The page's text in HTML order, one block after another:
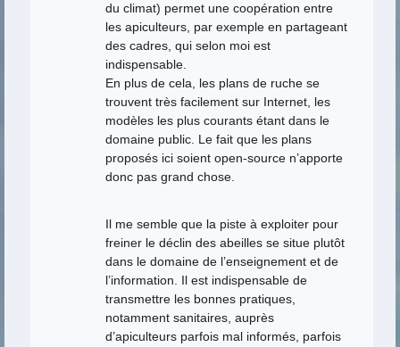
du climat) permet une coopération entre
les apiculteurs, par exemple en partageant
des cadres, qui selon moi est
indispensable.
En plus de cela, les plans de ruche se
trouvent très facilement sur Internet, les
modèles les plus courants étant dans le
domaine public. Le fait que les plans
proposés ici soient open-source n’apporte
donc pas grand chose.
Il me semble que la piste à exploiter pour
freiner le déclin des abeilles se situe plutôt
dans le domaine de l’enseignement et de
l’information. Il est indispensable de
transmettre les bonnes pratiques,
notamment sanitaires, auprès
d’apiculteurs parfois mal informés, parfois